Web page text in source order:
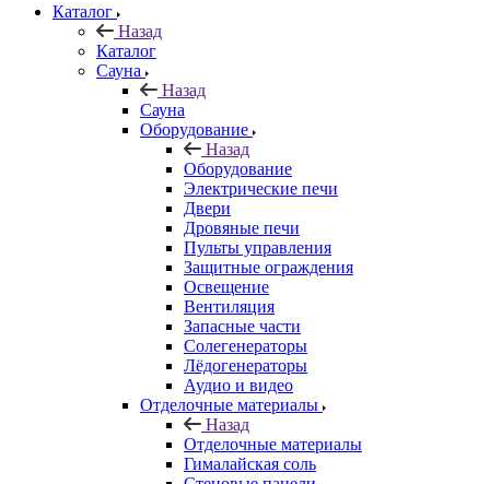
Каталог
Назад
Каталог
Сауна
Назад
Сауна
Оборудование
Назад
Оборудование
Электрические печи
Двери
Дровяные печи
Пульты управления
Защитные ограждения
Освещение
Вентиляция
Запасные части
Солегенераторы
Лёдогенераторы
Аудио и видео
Отделочные материалы
Назад
Отделочные материалы
Гималайская соль